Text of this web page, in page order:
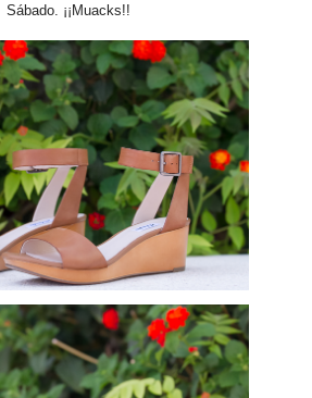
Sábado. ¡¡Muacks!!